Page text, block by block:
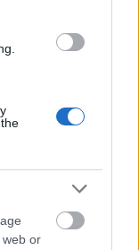
web or
πλην